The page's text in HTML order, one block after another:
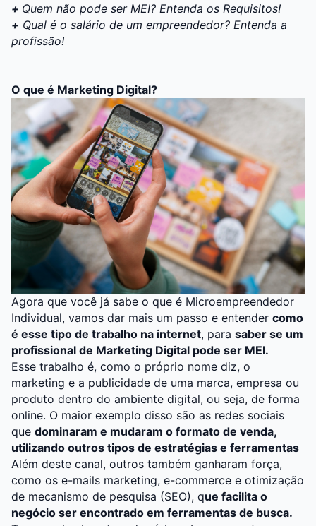
+ Quem não pode ser MEI? Entenda os Requisitos!
+ Qual é o salário de um empreendedor? Entenda a
profissão!
O que é Marketing Digital?
Agora que você já sabe o que é Microempreendedor
Individual, vamos dar mais um passo e entender como
é esse tipo de trabalho na internet, para saber se um
profissional de Marketing Digital pode ser MEI.
Esse trabalho é, como o próprio nome diz, o
marketing e a publicidade de uma marca, empresa ou
produto dentro do ambiente digital, ou seja, de forma
online. O maior exemplo disso são as redes sociais
que dominaram e mudaram o formato de venda,
utilizando outros tipos de estratégias e ferramentas
Além deste canal, outros também ganharam força,
como os e-mails marketing, e-commerce e otimização
de mecanismo de pesquisa (SEO), que facilita o
negócio ser encontrado em ferramentas de busca.